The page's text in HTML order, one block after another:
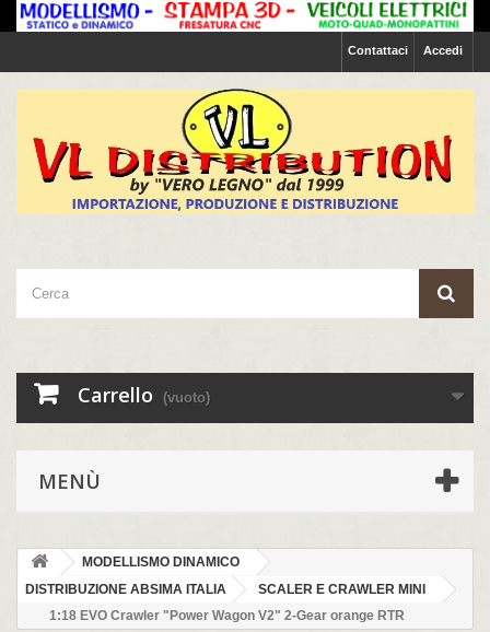
Accedi
Contattaci
Carrello (vuoto)
MENÙ
MODELLISMO DINAMICO
DISTRIBUZIONE ABSIMA ITALIA
SCALER E CRAWLER MINI
1:18 EVO Crawler "Power Wagon V2" 2-Gear orange RTR